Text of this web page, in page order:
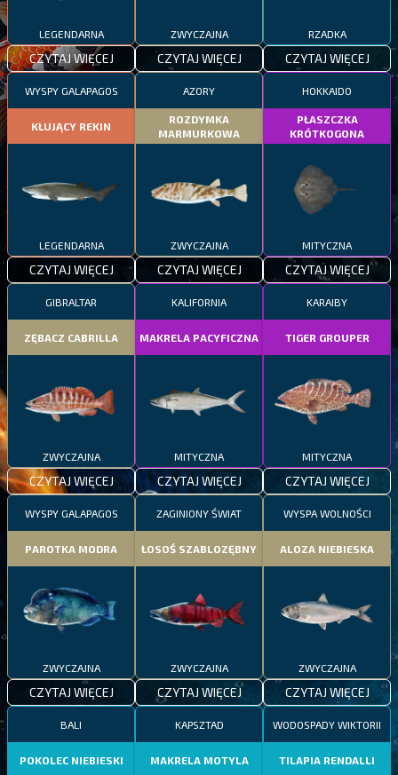
LEGENDARNA
CZYTAJ WIĘCEJ
ZWYCZAJNA
CZYTAJ WIĘCEJ
RZADKA
CZYTAJ WIĘCEJ
WYSPY GALAPAGOS
KŁUJĄCY REKIN
LEGENDARNA
CZYTAJ WIĘCEJ
AZORY
ROZDYMKA
MARMURKOWA
ZWYCZAJNA
CZYTAJ WIĘCEJ
HOKKAIDO
PŁASZCZKA
KRÓTKOGONA
MITYCZNA
CZYTAJ WIĘCEJ
GIBRALTAR
ZĘBACZ CABRILLA
ZWYCZAJNA
CZYTAJ WIĘCEJ
KALIFORNIA
MAKRELA PACYFICZNA
MITYCZNA
CZYTAJ WIĘCEJ
KARAIBY
TIGER GROUPER
MITYCZNA
CZYTAJ WIĘCEJ
WYSPY GALAPAGOS
PAROTKA MODRA
ZWYCZAJNA
CZYTAJ WIĘCEJ
ZAGINIONY ŚWIAT
ŁOSOŚ SZABLOZĘBNY
ZWYCZAJNA
CZYTAJ WIĘCEJ
WYSPA WOLNOŚCI
ALOZA NIEBIESKA
ZWYCZAJNA
CZYTAJ WIĘCEJ
BALI
POKOLEC NIEBIESKI
KAPSZTAD
MAKRELA MOTYLA
WODOSPADY WIKTORII
TILAPIA RENDALLI